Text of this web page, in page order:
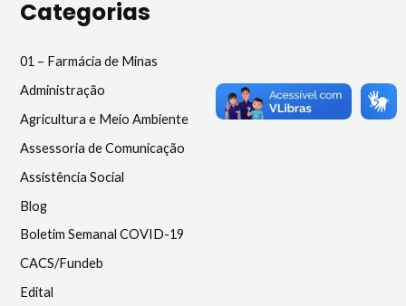
Categorias
01 – Farmácia de Minas
Administração
Agricultura e Meio Ambiente
Assessoria de Comunicação
Assistência Social
Blog
Boletim Semanal COVID-19
CACS/Fundeb
Edital